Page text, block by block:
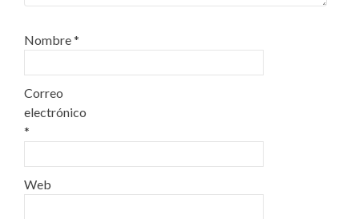
Nombre*
Correo
electrónico
*
Web